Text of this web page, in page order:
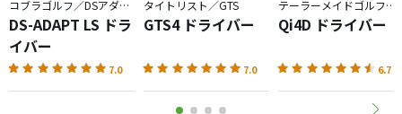
コブラゴルフ／DSアダプト
DS-ADAPT LS ドラ
イバー
7.0
タイトリスト／GTS
GTS4 ドライバー
7.0
テーラーメイドゴルフ／Qi4D
Qi4D ドライバー
6.7